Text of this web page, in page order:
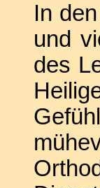
In
und
des